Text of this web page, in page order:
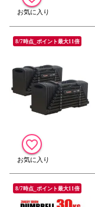
8/7時点_ポイント最大11倍
8/7時点_ポイント最大11倍